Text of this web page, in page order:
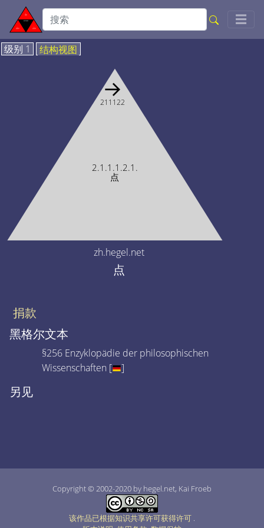
☰
级别 1 结构视图
2.1.1.1.2.1.
点
→
211122
zh.hegel.net
点
捐款
黑格尔文本
§256 Enzyklopädie der philosophischen
Wissenschaften [
]
另见
Copyright © 2002-2020 by hegel.net, Kai Froeb
该作品已根据知识共享许可获得许可 .